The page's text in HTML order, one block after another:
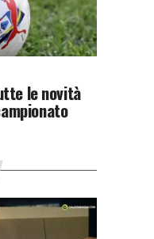
le novità